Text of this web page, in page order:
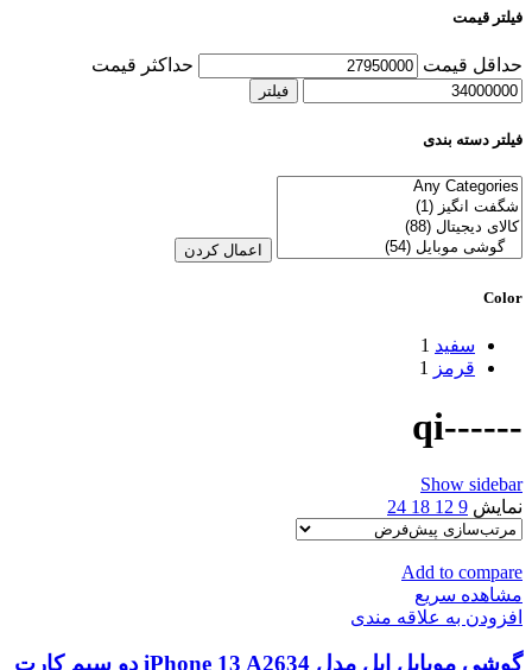
فیلتر قیمت
حداقل قیمت حداکثر قیمت
فیلتر
فیلتر دسته بندی
اعمال کردن
Color
سفید 1
قرمز
1
------qi
Show sidebar
نمایش 9
12
18
24
Add to compare
مشاهده سریع
افزودن به علاقه مندی
گوشی موبایل اپل مدل iPhone 13 A2634 دو سیم‌ کارت